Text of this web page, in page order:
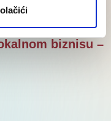
biznisu –